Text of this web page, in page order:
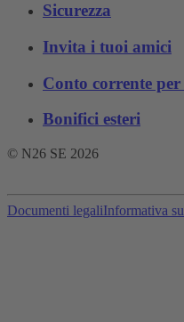
Sicurezza
Invita i tuoi amici
Conto corrente
Bonifici esteri
© N26 SE 2026
Documenti legaliInformativa